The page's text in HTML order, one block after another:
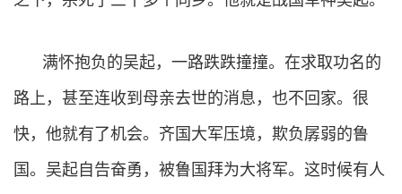
满怀抱负的吴起，一路跌跌撞撞。在求取功名的
路上，甚至连收到母亲去世的消息，也不回家。很
快，他就有了机会。齐国大军压境，欺负孱弱的鲁
国。吴起自告奋勇，被鲁国拜为大将军。这时候有人